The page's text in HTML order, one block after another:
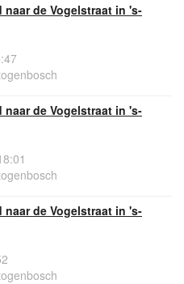
naar de Vogelstraat in 's-
naar de Vogelstraat in 's-
naar de Vogelstraat in 's-